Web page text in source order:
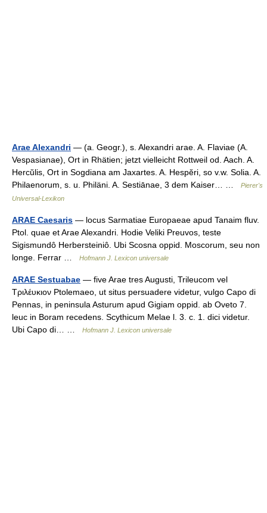
Arae Alexandri — (a. Geogr.), s. Alexandri arae. A. Flaviae (A.
Vespasianae), Ort in Rhätien; jetzt vielleicht Rottweil od. Aach. A.
Hercŭlis, Ort in Sogdiana am Jaxartes. A. Hespĕri, so v.w. Solia. A.
Philaenorum, s. u. Philäni. A. Sestiānae, 3 dem Kaiser… …
Pierer's
Universal-Lexikon
ARAE Caesaris — locus Sarmatiae Europaeae apud Tanaim fluv.
Ptol. quae et Arae Alexandri. Hodie Veliki Preuvos, teste
Sigismundô Herbersteiniô. Ubi Scosna oppid. Moscorum, seu non
longe. Ferrar …
Hofmann J. Lexicon universale
ARAE Sestuabae — five Arae tres Augusti, Trileucom vel
Τριλέυκιον Ptolemaeo, ut situs persuadere videtur, vulgo Capo di
Pennas, in peninsula Asturum apud Gigiam oppid. ab Oveto 7.
leuc in Boram recedens. Scythicum Melae l. 3. c. 1. dici videtur.
Ubi Capo di… …
Hofmann J. Lexicon universale